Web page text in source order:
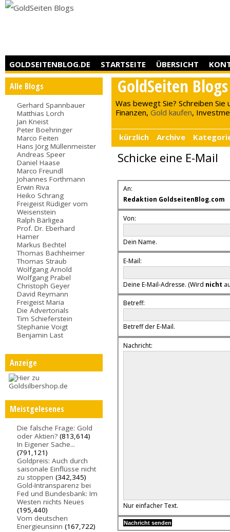
GOLDSEITENBLOG.DE STARTSEITE ÜBERSICHT
Alle Blogs
Gerhard Spannbauer
Matthias Lorch
Jan Kneist
Peter Boehringer
Marco Feiten
Hans Jörg Müllenmeister
Andreas Speer
Daniel Haase
Marco Freundl
Johannes Forthmann
Erwin Riva
Heiko Schrang
Freigeist Rüdiger vom
Weisenstein
Ralph Bärligea
Prof. Dr. Eberhard
Hamer
Markus Bechtel
Thomas Bachheimer
Thomas Straub
Wolfgang Arnold
Wolfgang Prabel
Christoph Geyer
David Reymann
Freigeist Maria
Die Advertorials
Tim Schieferstein
Stephanie Voigt
Benjamin Last
Anzeige
Meistgelesenes
Die falsche Frage: Gold
oder Aktien? (813,614)
In Eigener Sache...
(791,121)
Goldpreis: Auch durch
saisonale Einflüsse nicht
zu stoppen (342,345)
Gold-Intransparenz bei
Fed und Bundesbank: Im
Westen nichts Neues
(195,440)
Vom deutschen
Energieunsinn (167,722)
GoldSeiten Blogs
Was bewegt Sie? Schreiben Sie
Finanzen,Gold kaufen,
kürzlich Archive
Schicke eine E-Mail
An:
Redaktion GoldseitenBlog.com
Von:
Dein Name.
E-Mail:
Deine E-Mail-Adresse. (Wird nicht
Betreff:
Betreff der E-Mail.
Nachricht:
Nur einfacher Text.